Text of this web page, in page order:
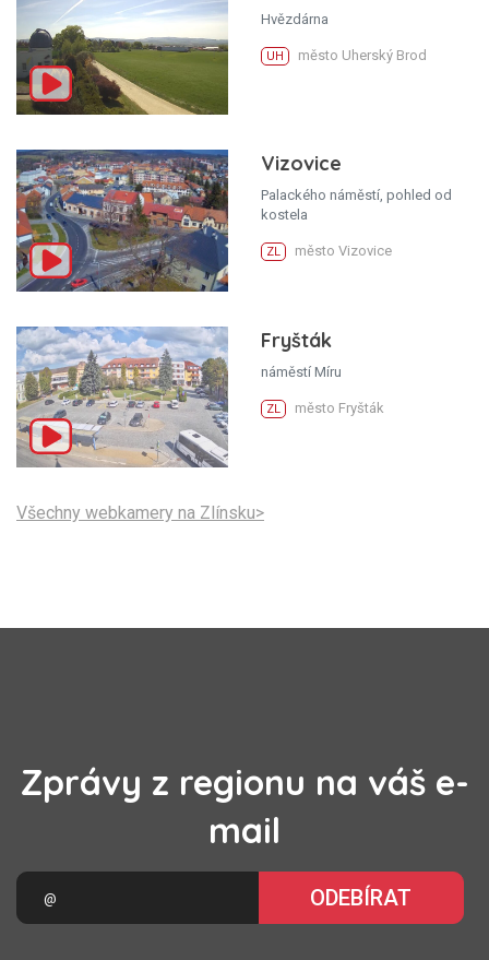
Hvězdárna
UH město Uherský Brod
Vizovice
Palackého náměstí, pohled od
kostela
ZL město Vizovice
Fryšták
náměstí Míru
ZL město Fryšták
Všechny webkamery na Zlínsku>
Zprávy z regionu na váš e-
mail
ODEBÍRAT